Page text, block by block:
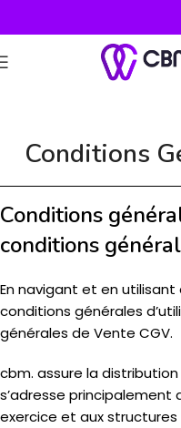
Conditions
Conditions
conditions
En navigant et en
conditions générales
générales de Vente CGV.
cbm. assure la
s’adresse
exercice et aux structures